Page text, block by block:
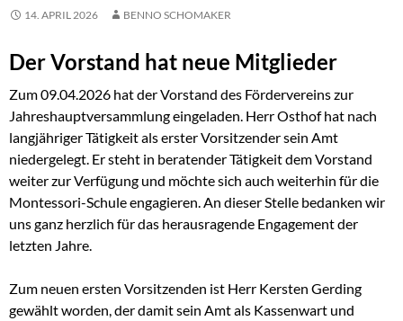
14. APRIL 2026 BENNO SCHOMAKER
Der Vorstand hat neue Mitglieder
Zum 09.04.2026 hat der Vorstand des Fördervereins zur
Jahreshauptversammlung eingeladen. Herr Osthof hat nach
langjähriger Tätigkeit als erster Vorsitzender sein Amt
niedergelegt. Er steht in beratender Tätigkeit dem Vorstand
weiter zur Verfügung und möchte sich auch weiterhin für die
Montessori-Schule engagieren. An dieser Stelle bedanken wir
uns ganz herzlich für das herausragende Engagement der
letzten Jahre.
Zum neuen ersten Vorsitzenden ist Herr Kersten Gerding
gewählt worden, der damit sein Amt als Kassenwart und